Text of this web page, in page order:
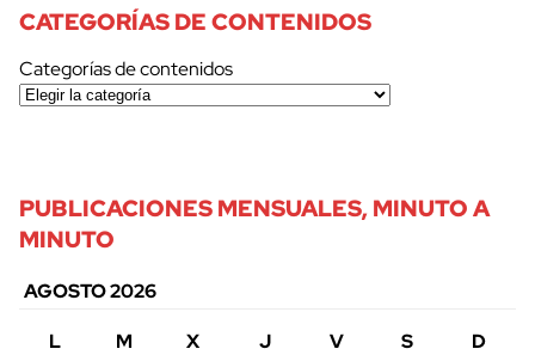
CATEGORÍAS DE CONTENIDOS
Categorías de contenidos
PUBLICACIONES MENSUALES, MINUTO A
MINUTO
AGOSTO 2026
L
M X J V S
D